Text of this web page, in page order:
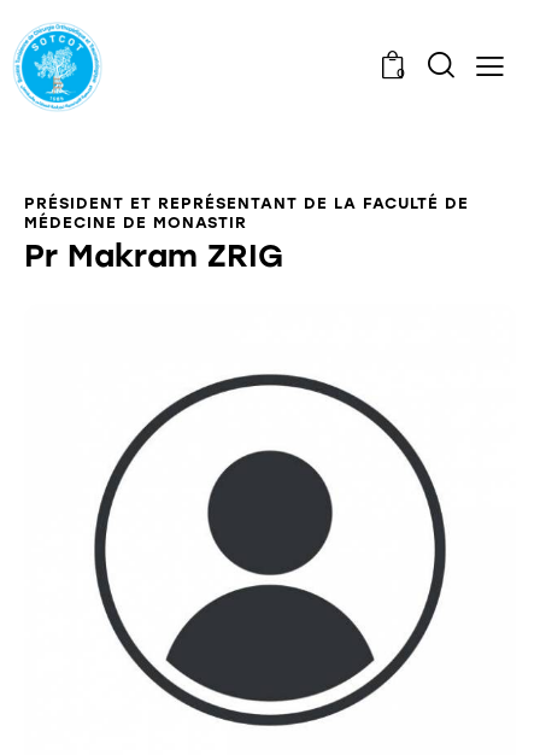
0
PRÉSIDENT ET REPRÉSENTANT DE LA FACULTÉ DE
MÉDECINE DE MONASTIR
Pr Makram ZRIG